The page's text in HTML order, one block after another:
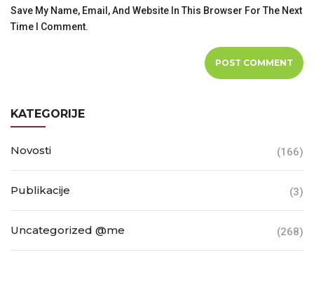
Save My Name, Email, And Website In This Browser For The Next
Time I Comment.
KATEGORIJE
Novosti (166)
Publikacije (3)
Uncategorized @me (268)